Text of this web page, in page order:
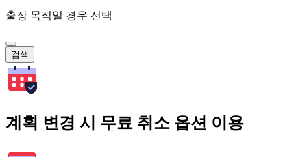
출장 목적일 경우 선택
검색
계획 변경 시 무료 취소 옵션 이용